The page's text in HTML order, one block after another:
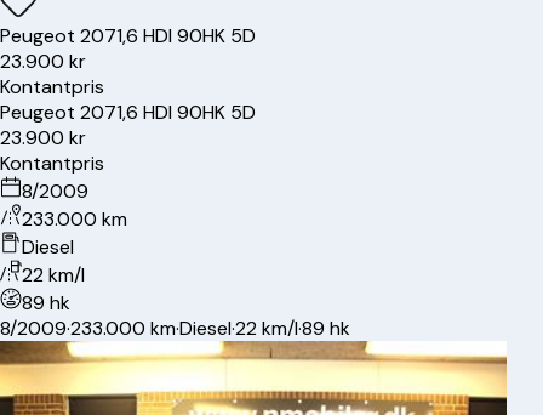
Peugeot 2071,6 HDI 90HK 5D
23.900 kr
Kontantpris
Peugeot 2071,6 HDI 90HK 5D
23.900 kr
Kontantpris
8/2009
233.000 km
Diesel
22 km/l
89 hk
8/2009·233.000 km·Diesel·22 km/l·89 hk